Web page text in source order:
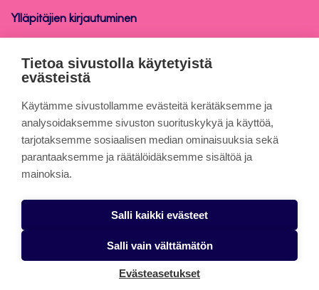
Ylläpitäjien kirjautuminen
Peppi-ohjeet henkilökunnalle
Tietoa sivuista
Evästeet
Saavutettavuusseloste
Tietosuojaseloste
Alasottoilmoitus
Tietoa sivustolla käytetyistä
evästeistä
Käytämme sivustollamme evästeitä kerätäksemme ja
analysoidaksemme sivuston suorituskykyä ja käyttöä,
tarjotaksemme sosiaalisen median ominaisuuksia sekä
parantaaksemme ja räätälöidäksemme sisältöä ja
mainoksia.
Salli kaikki evästeet
Salli vain välttämätön
Evästeasetukset